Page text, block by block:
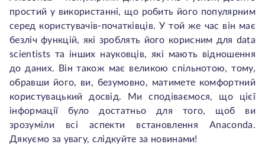
простий у використанні, що робить його популярним
серед користувачів-початківців. У той же час він має
безліч функцій, які зроблять його корисним для data
scientists та інших науковців, які мають відношення
до даних. Він також має великою спільнотою, тому,
обравши його, ви, безумовно, матимете комфортний
користувацький досвід. Ми сподіваємося, що цієї
інформації було достатньо для того, щоб ви
зрозуміли всі аспекти встановлення Anaconda.
Дякуємо за увагу, слідкуйте за новинами!